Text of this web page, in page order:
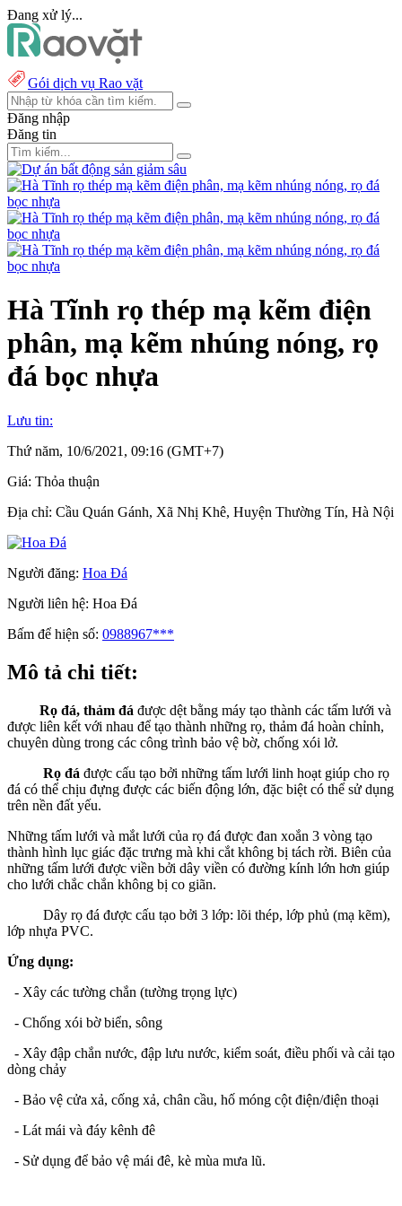
Đang xử lý...
Gói dịch vụ Rao vặt
Đăng nhập
Đăng tin
Hà Tĩnh rọ thép mạ kẽm điện
phân, mạ kẽm nhúng nóng, rọ
đá bọc nhựa
Lưu tin:
Thứ năm, 10/6/2021, 09:16 (GMT+7)
Giá: Thỏa thuận
Địa chỉ: Cầu Quán Gánh, Xã Nhị Khê, Huyện Thường Tín, Hà Nội
Người đăng: Hoa Đá
Người liên hệ: Hoa Đá
Bấm để hiện số: 0988967***
Mô tả chi tiết:
Rọ đá, thảm đá được dệt bằng máy tạo thành các tấm lưới và
được liên kết với nhau để tạo thành những rọ, thảm đá hoàn chỉnh,
chuyên dùng trong các công trình bảo vệ bờ, chống xói lở.
Rọ đá được cấu tạo bởi những tấm lưới linh hoạt giúp cho rọ
đá có thể chịu đựng được các biến động lớn, đặc biệt có thể sử dụng
trên nền đất yếu.
Những tấm lưới và mắt lưới của rọ đá được đan xoắn 3 vòng tạo
thành hình lục giác đặc trưng mà khi cắt không bị tách rời. Biên của
những tấm lưới được viền bởi dây viền có đường kính lớn hơn giúp
cho lưới chắc chắn không bị co giãn.
Dây rọ đá được cấu tạo bởi 3 lớp: lõi thép, lớp phủ (mạ kẽm),
lớp nhựa PVC.
Ứng dụng:
- Xây các tường chắn (tường trọng lực)
- Chống xói bờ biển, sông
- Xây đập chắn nước, đập lưu nước, kiểm soát, điều phối và cải tạo
dòng chảy
- Bảo vệ cửa xả, cống xả, chân cầu, hố móng cột điện/điện thoại
- Lát mái và đáy kênh đê
- Sử dụng để bảo vệ mái đê, kè mùa mưa lũ.